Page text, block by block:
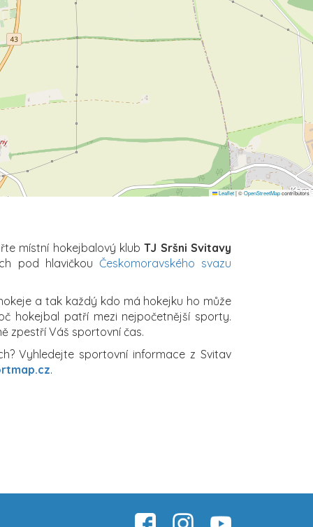
Leaflet|©OpenStreetMapcontributors
místní hokejbalový klubTJ Sršni Svitavy
pod hlavičkou Českomoravského svazu
a tak každý kdo má hokejku ho může
hokejbal patří mezi nejpočetnější sporty.
zpestří Váš sportovní čas.
Vyhledejte sportovní informace z Svitav
.